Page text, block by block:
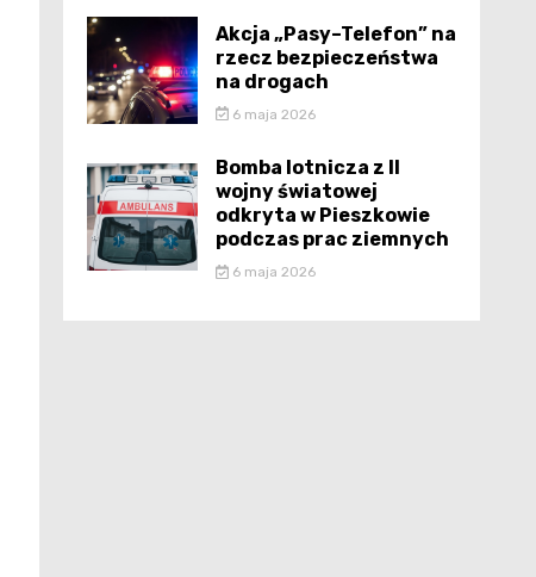
Akcja „Pasy–Telefon” na
rzecz bezpieczeństwa
na drogach
6 maja 2026
Bomba lotnicza z II
wojny światowej
odkryta w Pieszkowie
podczas prac ziemnych
6 maja 2026